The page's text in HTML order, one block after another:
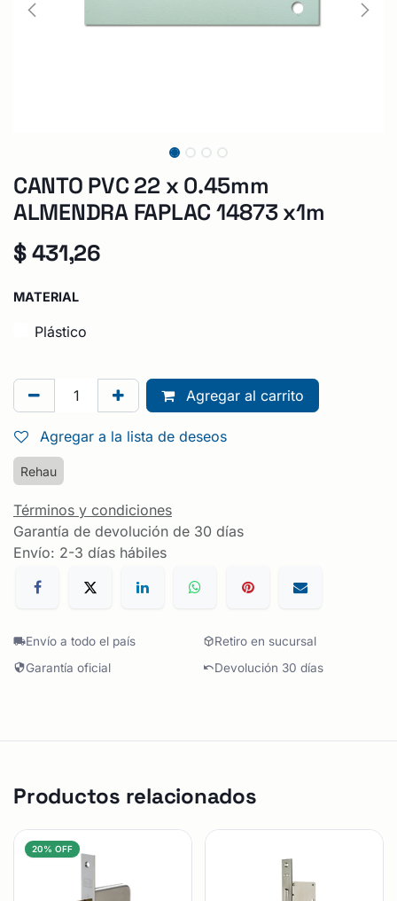
CANTO PVC 22 x 0.45mm
ALMENDRA FAPLAC 14873 x1m
$431,26
MATERIAL
Plástico
Agregar al carrito
Agregar a la lista de deseos
Rehau
Términos y condiciones
Garantía de devolución de 30 días
Envío: 2-3 días hábiles
Envío a todo el país
Retiro en sucursal
Garantía oficial
Devolución 30 días
Productos relacionados
20% OFF